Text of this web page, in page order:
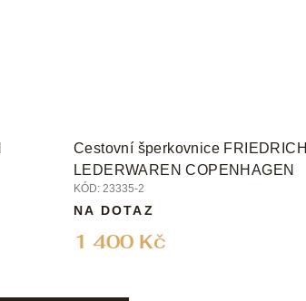
Cestovní šperkovnice FRIEDRICH
LEDERWAREN COPENHAGEN
KÓD: 23335-2
1 400 Kč
NA DOTAZ